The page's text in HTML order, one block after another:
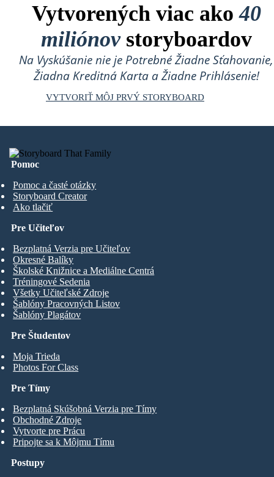
Vytvorených viac ako40
miliónovstoryboardov
Na Vyskúšanie nie je Potrebné Žiadne Sťahovanie,
Žiadna Kreditná Karta a Žiadne Prihlásenie!
VYTVORIŤ MÔJ PRVÝ STORYBOARD
Pomoc
Pomoc a časté otázky
Storyboard Creator
Ako tlačiť
Pre Študentov
Moja Trieda
Photos For Class
Pre Učiteľov
Bezplatná Verzia pre Učiteľov
Okresné Balíky
Školské Knižnice a Mediálne Centrá
Tréningové Sedenia
Všetky Učiteľské Zdroje
Šablóny Pracovných Listov
Šablóny Plagátov
Pre Tímy
Bezplatná Skúšobná Verzia pre Tímy
Obchodné Zdroje
Vytvorte pre Prácu
Pripojte sa k Môjmu Tímu
Postupy